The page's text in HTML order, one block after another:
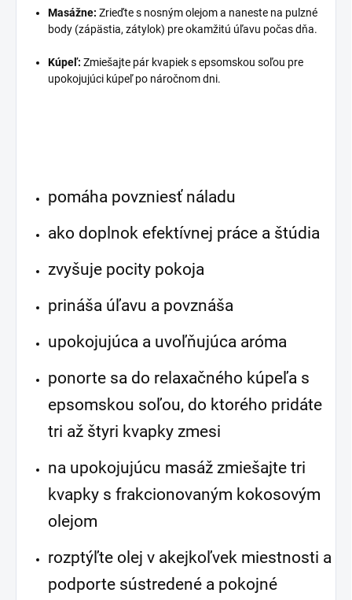
Masážne: Zrieďte s nosným olejom a naneste na pulzné
body (zápästia, zátylok) pre okamžitú úľavu počas dňa.
Kúpeľ: Zmiešajte pár kvapiek s epsomskou soľou pre
upokojujúci kúpeľ po náročnom dni.
pomáha povzniesť náladu
ako doplnok efektívnej práce a štúdia
zvyšuje pocity pokoja
prináša úľavu a povznáša
upokojujúca a uvoľňujúca aróma
ponorte sa do relaxačného kúpeľa s
epsomskou soľou, do ktorého pridáte
tri až štyri kvapky zmesi
na upokojujúcu masáž zmiešajte tri
kvapky s frakcionovaným kokosovým
olejom
rozptýľte olej v akejkoľvek miestnosti a
podporte sústredené a pokojné